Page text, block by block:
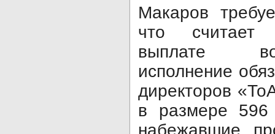
Макаров
что считает
выплате
исполнение
директоров
в размере
набежавшие